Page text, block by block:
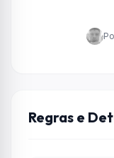
Regras e